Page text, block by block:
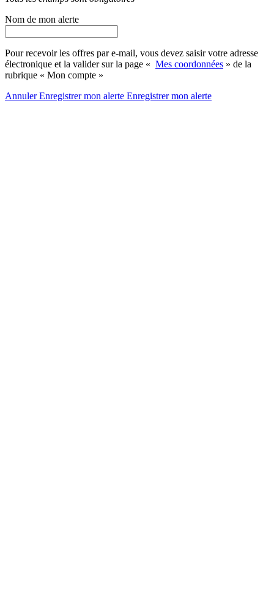
Nom de mon alerte
Pour recevoir les offres par e-mail, vous devez saisir votre adresse
électronique et la valider sur la page « Mes coordonnées » de la
rubrique « Mon compte »
AnnulerEnregistrer mon alerte Enregistrermon alerte